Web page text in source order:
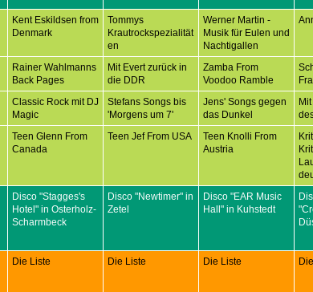
Kent Eskildsen from
Denmark
Tommys
Krautrockspezialität
en
Werner Martin -
Musik für Eulen und
Nachtigallen
Rainer Wahlmanns
Back Pages
Mit Evert zurück in
die DDR
Zamba From
Voodoo Ramble
Classic Rock mit DJ
Magic
Stefans Songs bis
'Morgens um 7'
Jens' Songs gegen
das Dunkel
Teen Glenn From
Canada
Teen Jef From USA
Teen Knolli From
Austria
Disco "Stagges's
Hotel" in Osterholz-
Scharmbeck
Disco "Newtimer" in
Zetel
Disco "EAR Music
Hall" in Kuhstedt
Die Liste Die Liste Die Liste